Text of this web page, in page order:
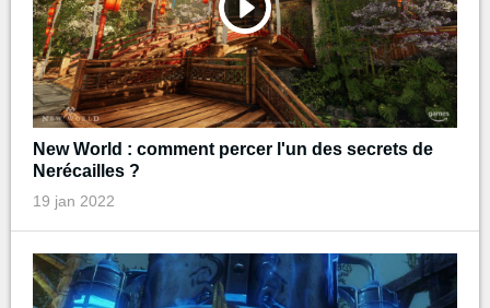
New World : comment percer l'un des secrets de
Nerécailles ?
19 jan 2022